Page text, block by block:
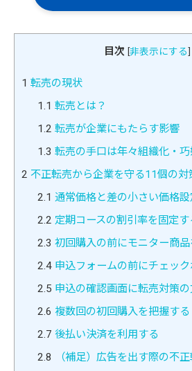
目次 [非表示にする]
1 転売の現状
1.1 転売とは？
1.2 転売が企業にもたらす影響
1.3 転売の手口は年々組織化・
2 不正転売から企業を守る11個の対
2.1 通常価格と差の小さい価格
2.2 定期コースの割引率を固定す
2.3 初回購入の前にモニター商
2.4申込フォームの前にチェッ
2.5 申込の確認画面に転売対策
2.6 複数回の初回購入を把握する
2.7 後払い決済を利用する
2.8 （補足）広告を出す際の不